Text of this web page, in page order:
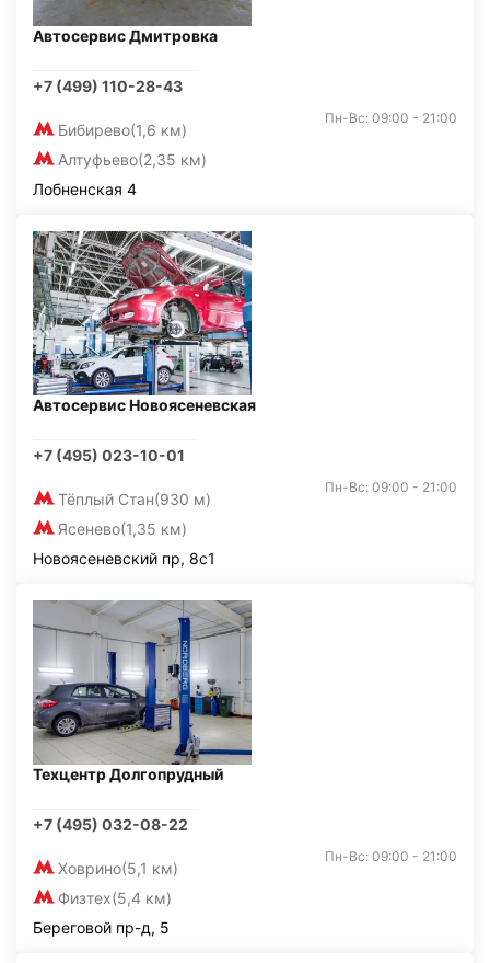
Автосервис Дмитровка
+7 (499) 110-28-43
Бибирево(1,6 км)
Алтуфьево(2,35 км)
Пн-Вс: 09:00 - 21:00
Лобненская 4
Автосервис Новоясеневская
+7 (495) 023-10-01
Тёплый Стан(930 м)
Ясенево(1,35 км)
Пн-Вс: 09:00 - 21:00
Новоясеневский пр, 8с1
Техцентр Долгопрудный
+7 (495) 032-08-22
Ховрино(5,1 км)
Физтех(5,4 км)
Пн-Вс: 09:00 - 21:00
Береговой пр-д, 5